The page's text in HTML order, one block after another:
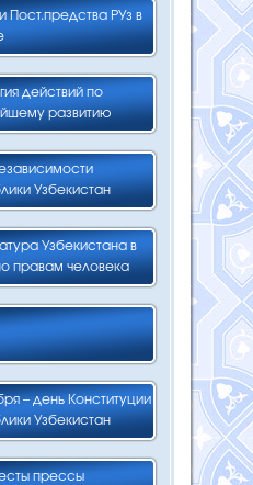
Пост.предства РУз в
действий по
развитию
Узбекистан
Узбекистана в
правам человека
– день Конституции
Узбекистан
прессы